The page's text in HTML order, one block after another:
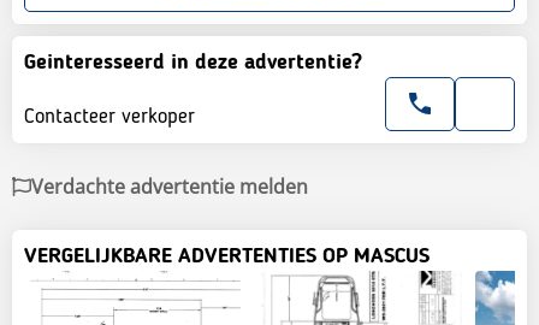
Geinteresseerd in deze advertentie?
Contacteer verkoper
Verdachte advertentie melden
VERGELIJKBARE ADVERTENTIES OP MASCUS